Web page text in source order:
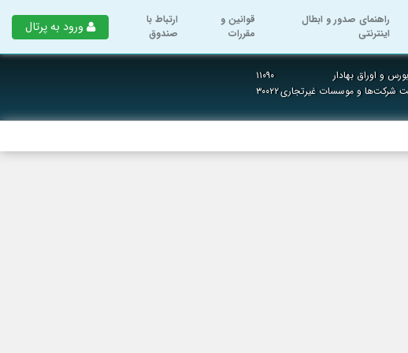
راهنمای صدور و ابطال
اینترنتی
قوانین و
مقررات
ارتباط با
صندوق
ورود به پرتال
و اوراق بهادار
۱۱۰۹۰
شرکت‌ها و موسسات غیرتجاری۳۰۰۲۲